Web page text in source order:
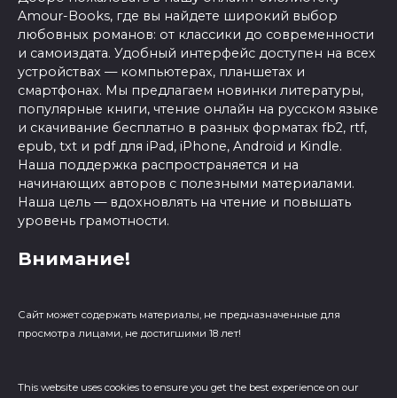
Amour-Books, где вы найдете широкий выбор
любовных романов: от классики до современности
и самоиздата. Удобный интерфейс доступен на всех
устройствах — компьютерах, планшетах и
смартфонах. Мы предлагаем новинки литературы,
популярные книги, чтение онлайн на русском языке
и скачивание бесплатно в разных форматах fb2, rtf,
epub, txt и pdf для iPad, iPhone, Android и Kindle.
Наша поддержка распространяется и на
начинающих авторов с полезными материалами.
Наша цель — вдохновлять на чтение и повышать
уровень грамотности.
Внимание!
Сайт может содержать материалы, не предназначенные для
просмотра лицами, не достигшими 18 лет!
This website uses cookies to ensure you get the best experience on our